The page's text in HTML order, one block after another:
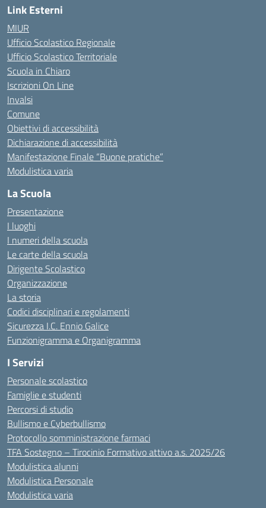
Link Esterni
MIUR
Ufficio Scolastico Regionale
Ufficio Scolastico Territoriale
Scuola in Chiaro
Iscrizioni On Line
Invalsi
Comune
Obiettivi di accessibilità
Dichiarazione di accessibilità
Manifestazione Finale “Buone pratiche”
Modulistica varia
La Scuola
Presentazione
I luoghi
I numeri della scuola
Le carte della scuola
Dirigente Scolastico
Organizzazione
La storia
Codici disciplinari e regolamenti
Sicurezza I.C. Ennio Galice
Funzionigramma e Organigramma
I Servizi
Personale scolastico
Famiglie e studenti
Percorsi di studio
Bullismo e Cyberbullismo
Protocollo somministrazione farmaci
TFA Sostegno – Tirocinio Formativo attivo a.s. 2025/26
Modulistica alunni
Modulistica Personale
Modulistica varia